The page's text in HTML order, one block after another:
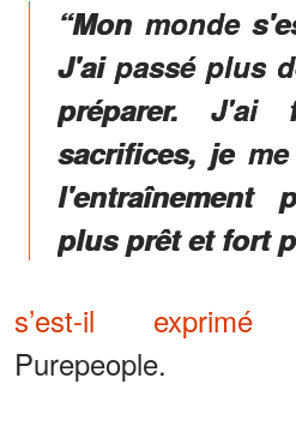
“Mon monde
J'ai passé plus
préparer. J'ai
sacrifices, je
l'entraînement
plus prêt et fort
s’est-il exprimé
Purepeople.